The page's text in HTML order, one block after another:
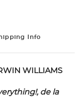
Info
WILLIAMS
de la